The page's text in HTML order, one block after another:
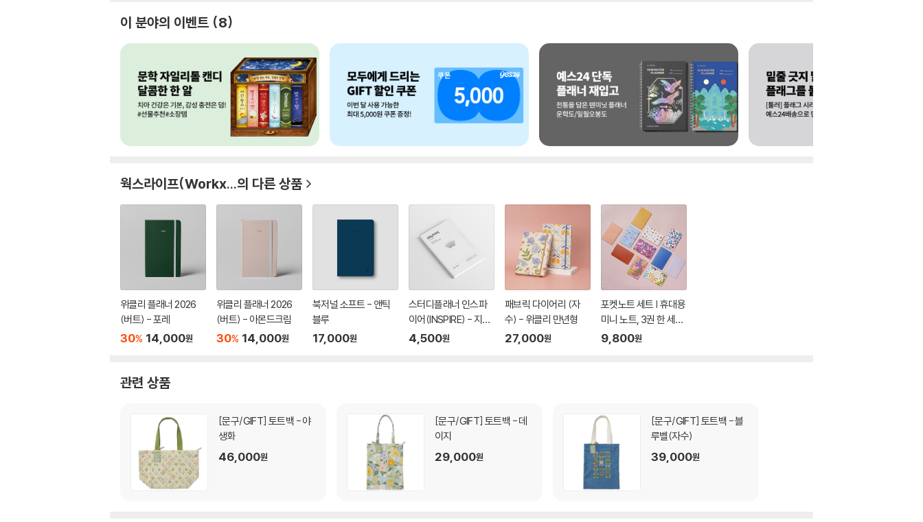
이 분야의 이벤트 8
웍스라이프(Workx...의 다른 상품
위클리 플래너 2026
(버트) - 포레
30% 14,000원
위클리 플래너 2026
(버트) - 아몬드크림
30% 14,000원
북저널 소프트 - 앤틱
블루
17,000원
스터디플래너 인스파
이어(INSPIRE) - 지그
문트 ...
4,500원
패브릭 다이어리 (자
수) - 위클리 만년형
27,000원
포켓노트 세트 | 휴대용
미니 노트, 3권 한 세
트...
9,800원
관련 상품
[문구/GIFT]
생화
46,000원
[문구/GIFT]
이지
29,000원
[문구/GIFT]
루벨(자수)
39,000원